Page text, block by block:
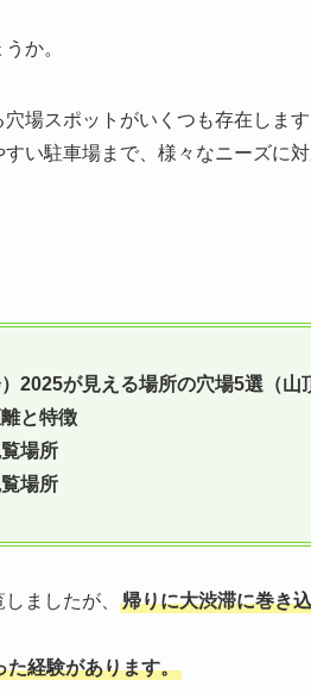
か。
場スポットがいくつも存在します
い駐車場まで、様々なニーズに
2025が見える場所の穴場5選（山
と特徴
場所
場所
ましたが、
帰りに大渋滞に巻き
経験があります。